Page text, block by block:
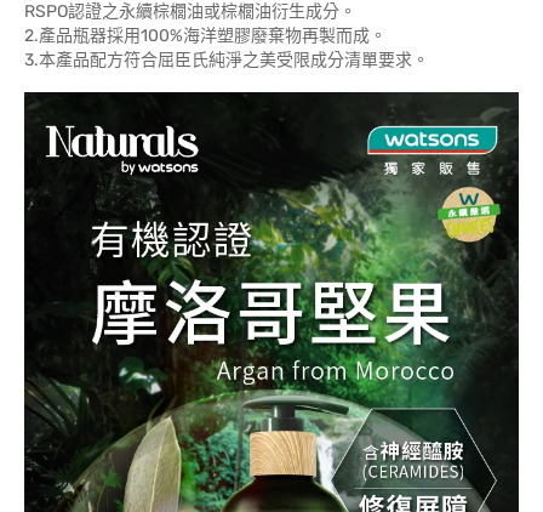
RSPO認證之永續棕櫚油或棕櫚油衍生成分。
2.產品瓶器採用100%海洋塑膠廢棄物再製而成。
3.本產品配方符合屈臣氏純淨之美受限成分清單要求。